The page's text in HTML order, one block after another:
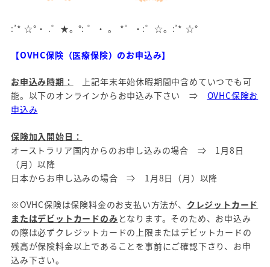
:’* ☆°・ .゜★。°: ゜・ 。 *゜・:゜☆。:’* ☆°
【OVHC保険（医療保険）のお申込み】
お申込み時期：
上記年末年始休暇期間中含めていつでも可
能。以下のオンラインからお申込み下さい ⇒ OVHC保険お
申込み
保険加入開始日：
オーストラリア国内からのお申し込みの場合 ⇒ 1月8日
（月）以降
日本からお申し込みの場合 ⇒ 1月8日（月）以降
※OVHC保険は保険料金のお支払い方法が、 クレジットカード
またはデビットカードのみ となります。そのため、お申込み
の際は必ずクレジットカードの上限またはデビットカードの
残高が保険料金以上であることを事前にご確認下さり、お申
込み下さい。